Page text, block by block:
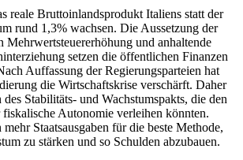
reale Brutto­inlandsprodukt Italiens statt der
rund 1,3% wachsen. Die Aus­setzung der
Mehrwertsteuererhöhung und anhaltende
setzen die öffentlichen Finanzen
Auffassung der Regierungsparteien hat
die Wirt­schaftskrise verschärft. Daher
Stabilitäts- und Wachstumspakts, die den
Autonomie verleihen könnten.
Staatsausgaben für die beste Methode,
zu stärken und so Schulden abzubauen.